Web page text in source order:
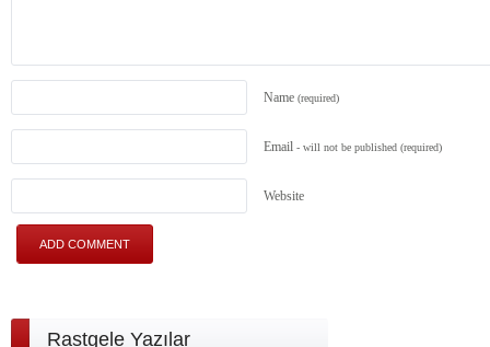
Name (required)
Email - will not be published (required)
Website
Rastgele Yazılar